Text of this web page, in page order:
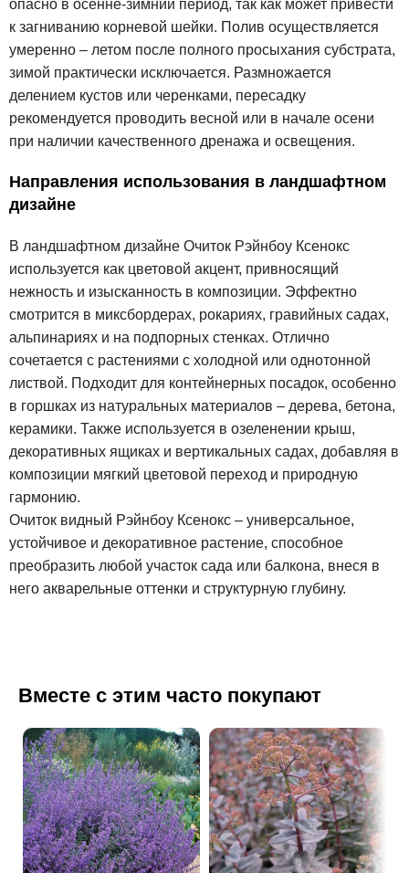
опасно в осенне-зимний период, так как может привести
к загниванию корневой шейки. Полив осуществляется
умеренно – летом после полного просыхания субстрата,
зимой практически исключается. Размножается
делением кустов или черенками, пересадку
рекомендуется проводить весной или в начале осени
при наличии качественного дренажа и освещения.
Направления использования в ландшафтном
дизайне
В ландшафтном дизайне Очиток Рэйнбоу Ксенокс
используется как цветовой акцент, привносящий
нежность и изысканность в композиции. Эффектно
смотрится в миксбордерах, рокариях, гравийных садах,
альпинариях и на подпорных стенках. Отлично
сочетается с растениями с холодной или однотонной
листвой. Подходит для контейнерных посадок, особенно
в горшках из натуральных материалов – дерева, бетона,
керамики. Также используется в озеленении крыш,
декоративных ящиках и вертикальных садах, добавляя в
композиции мягкий цветовой переход и природную
гармонию.
Очиток видный Рэйнбоу Ксенокс – универсальное,
устойчивое и декоративное растение, способное
преобразить любой участок сада или балкона, внеся в
него акварельные оттенки и структурную глубину.
Вместе с этим часто покупают